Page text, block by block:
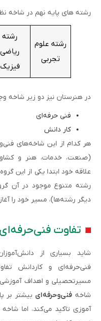
رشته های پایه نهم در شاخه
رشته علوم
تجربی
رشته
ریاضی
فیزیک
در هنرستان نیز دو زیر شاخه
فنی حرفه‌ای
کار دانش
(صنعت، خدمات، هنر و
علاقه خود ابتدا یکی از این
رشته متنوع موجود در آن
دیگر رشته‌ها)، مسیر خود را
تفاوت
شاید بسیاری از
فنی‌حرفه‌ای و کاردانش
مسیرتحصیلی و اهداف
شاخه فنی‌وحرفه‌ای بیشتر بر
آموزی تاکید می‌کند، اما شاخه